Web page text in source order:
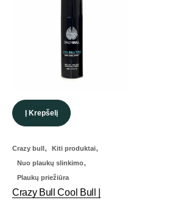
Į Krepšelį
Crazy bull, Kiti produktai,
Nuo plaukų slinkimo,
Plaukų priežiūra
Crazy Bull Cool Bull |